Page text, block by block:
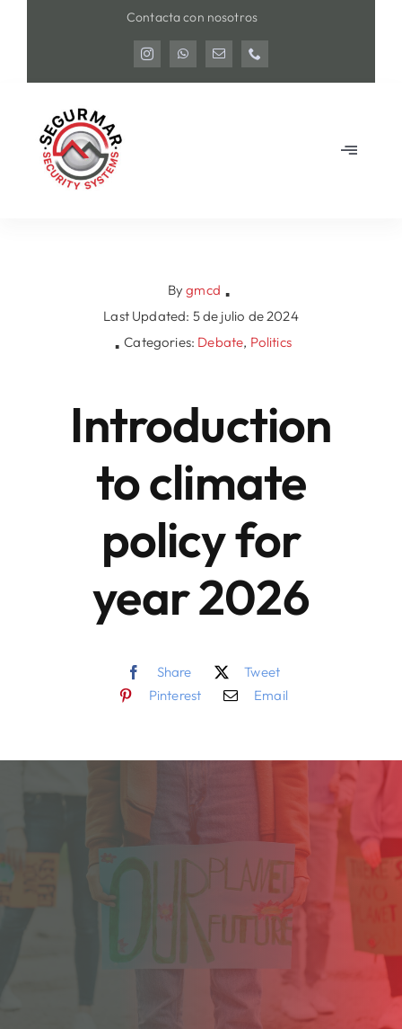
Contacta con nosotros
Toggle
Bygmcd ▪
Last Updated: 5 de julio de 2024
▪ Categories: Debate, Politics
Introduction
to climate
policy for
year 2026
Share
Tweet
Pinterest
Email